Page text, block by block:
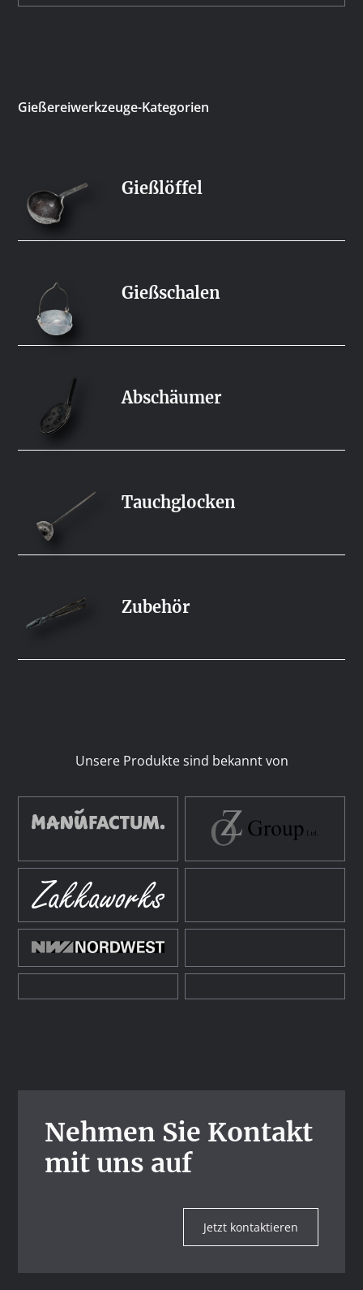
Gießereiwerkzeuge-Kategorien
Gießlöffel
Gießschalen
Abschäumer
Tauchglocken
Zubehör
Unsere Produkte sind bekannt von
Nehmen Sie Kontakt
mit uns auf
Jetzt kontaktieren